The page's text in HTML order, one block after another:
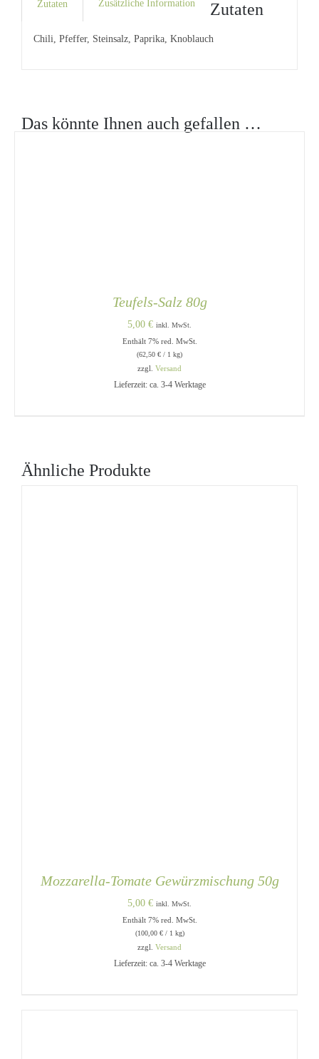
Zutaten Zusätzliche Information Zutaten
Chili, Pfeffer, Steinsalz, Paprika, Knoblauch
Das könnte Ihnen auch gefallen …
Teufels-Salz 80g
5,00 € inkl. MwSt.
Enthält 7% red. MwSt.
(62,50 € / 1 kg)
zzgl. Versand
Lieferzeit: ca. 3-4 Werktage
Ähnliche Produkte
Mozzarella-Tomate Gewürzmischung 50g
5,00 € inkl. MwSt.
Enthält 7% red. MwSt.
(100,00 €/ 1 kg)
zzgl. Versand
Lieferzeit: ca. 3-4 Werktage